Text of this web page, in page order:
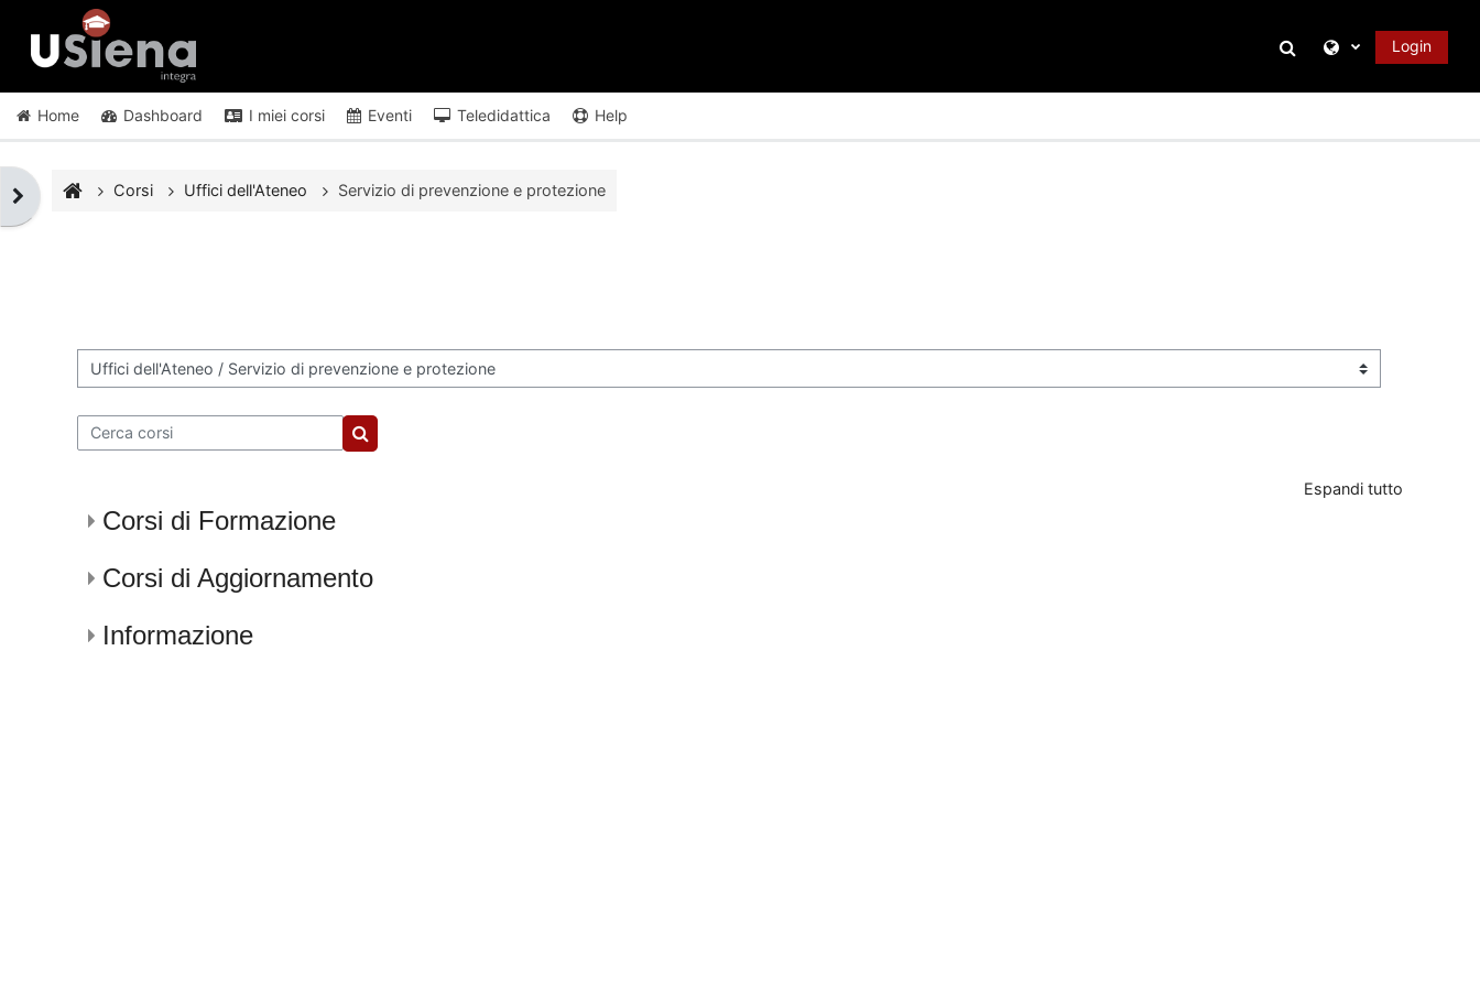
Vai al contenuto principale
Attiva/disattiva
Login
Home Dashboard I miei corsi Eventi Teledidattica Help
Apri il cassetto del blocco
Corsi Uffici dell'Ateneo Servizio di prevenzione e protezione
Categorie di corso
Cerca corsi
Cerca corsi
Espandi tutto
Corsi di Formazione
Corsi di Aggiornamento
Informazione